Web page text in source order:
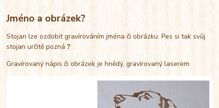
Jméno a obrázek?
Stojan lze ozdobit gravírováním jména či obrázku. Pes si tak svůj
stojan určitě pozná?
Gravírovaný nápis či obrázek je hnědý, gravírovaný laserem.